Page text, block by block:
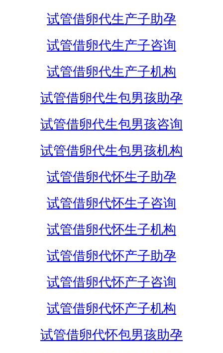
试管借卵代生产子助孕
试管借卵代生产子咨询
试管借卵代生产子机构
试管借卵代生包男孩助孕
试管借卵代生包男孩咨询
试管借卵代生包男孩机构
试管借卵代怀生子助孕
试管借卵代怀生子咨询
试管借卵代怀生子机构
试管借卵代怀产子助孕
试管借卵代怀产子咨询
试管借卵代怀产子机构
试管借卵代怀包男孩助孕